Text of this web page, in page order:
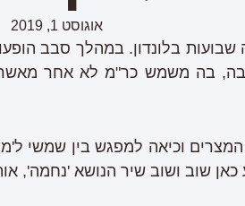
אוגוסט 1, 2019
שבועות בלונדון. במהלך סבב
בה משמש כר"מ לא אחר מאשר
המצרים וכיאה למפגש בין שמשי
שוב ושוב שיר הנושא 'נחמה',